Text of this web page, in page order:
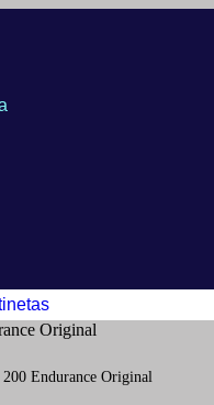
Original
Endurance Original